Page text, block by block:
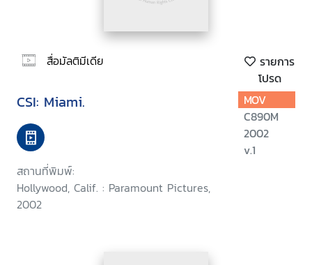
สื่อมัลติมีเดีย
รายการ
โปรด
CSI: Miami.
สถานที่พิมพ์:
Hollywood, Calif. : Paramount Pictures,
2002
MOV
C890M
2002
v.1